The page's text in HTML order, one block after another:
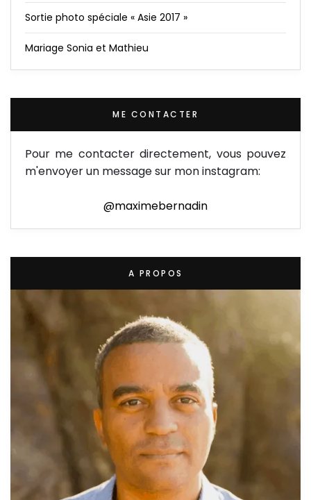
Sortie photo spéciale « Asie 2017 »
Mariage Sonia et Mathieu
ME CONTACTER
Pour me contacter directement, vous pouvez
m'envoyer un message sur mon instagram:
@maximebernadin
A PROPOS